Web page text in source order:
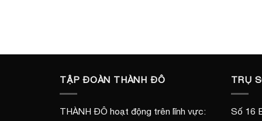
TẬP ĐOÀN THÀNH ĐÔ
THÀNH ĐÔ hoạt động trên lĩnh vực:
TRỤ
Số 16